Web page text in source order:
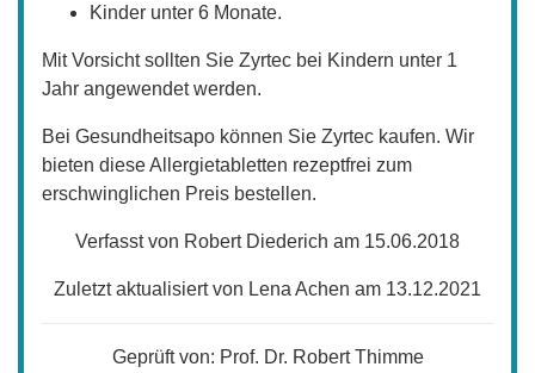
Kinder unter 6 Monate.
Mit Vorsicht sollten Sie Zyrtec bei Kindern unter 1
Jahr angewendet werden.
Bei Gesundheitsapo können Sie Zyrtec kaufen. Wir
bieten diese Allergietabletten rezeptfrei zum
erschwinglichen Preis bestellen.
Verfasst von Robert Diederich am 15.06.2018
Zuletzt aktualisiert von Lena Achen am 13.12.2021
Geprüft von: Prof. Dr. Robert Thimme